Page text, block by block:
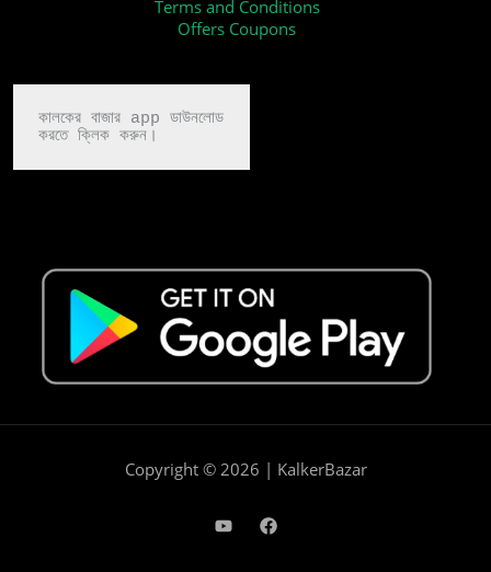
Terms and Conditions
Offers Coupons
কালকের বাজার app ডাউনলোড
করতে ক্লিক করুন।
Copyright © 2026 | KalkerBazar